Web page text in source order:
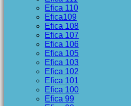
Efica 110
Efica109
Efica 108
Efica 107
Efica 106
Efica 105
Efica 103
Efica 102
Efica 101
Efica 100
Efica 99